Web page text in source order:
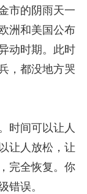
市的阴雨天一
洲和美国公布
动时期。此时
，都没地方哭
时间可以让人
让人放松，让
完全恢复。你
误。